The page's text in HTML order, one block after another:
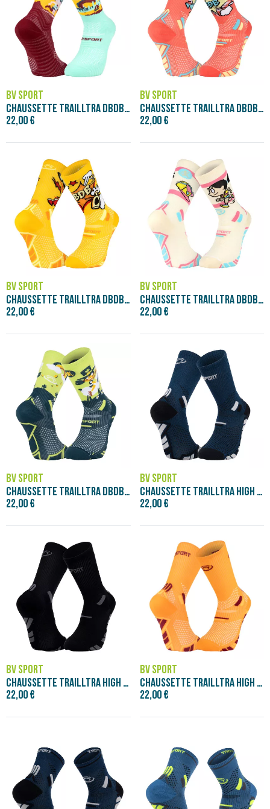
BV SPORT
CHAUSSETTE TRAILLTRA DBDB HONG KONG
22,00 €
BV SPORT
CHAUSSETTE TRAILLTRA DBDB POP CORAIL
22,00 €
BV SPORT
CHAUSSETTE TRAILLTRA DBDB POP JAUNE
22,00 €
BV SPORT
CHAUSSETTE TRAILLTRA DBDB RUNTONIC
22,00 €
BV SPORT
CHAUSSETTE TRAILLTRA DBDB SAINT PATRICK
22,00 €
BV SPORT
CHAUSSETTE TRAILLTRA HIGH BLEU/GRIS
22,00 €
BV SPORT
CHAUSSETTE TRAILLTRA HIGH NOIR/GRIS
22,00 €
BV SPORT
CHAUSSETTE TRAILLTRA HIGH ORANGE/BORDEAU
22,00 €